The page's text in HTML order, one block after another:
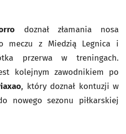
doznał złamania nosa
meczu z Miedzią Legnica i
przerwa w treningach.
kolejnym zawodnikiem po
, który doznał kontuzji w
nowego sezonu piłkarskiej